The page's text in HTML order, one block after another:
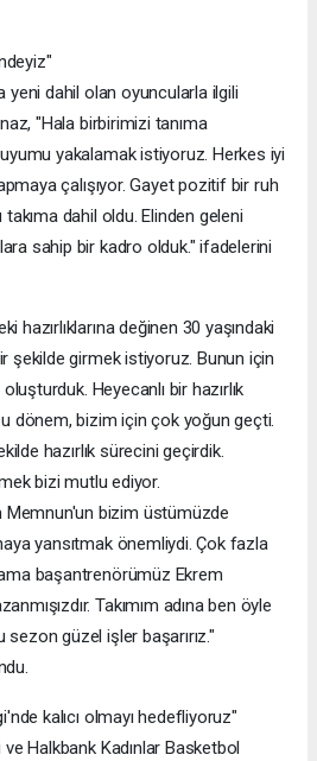
yeni dahil olan oyuncularla ilgili
"Hala birbirimizi tanıma
yakalamak istiyoruz. Herkes iyi
çalışıyor. Gayet pozitif bir ruh
dahil oldu. Elinden geleni
sahip bir kadro olduk." ifadelerini
hazırlıklarına değinen 30 yaşındaki
şekilde girmek istiyoruz. Bunun için
Heyecanlı bir hazırlık
dönem, bizim için çok yoğun geçti.
hazırlık sürecini geçirdik.
bizi mutlu ediyor.
bizim üstümüzde
yansıtmak önemliydi. Çok fazla
ama başantrenörümüz Ekrem
Takımım adına ben öyle
güzel işler başarırız."
kalıcı olmayı hedefliyoruz"
Halkbank Kadınlar Basketbol